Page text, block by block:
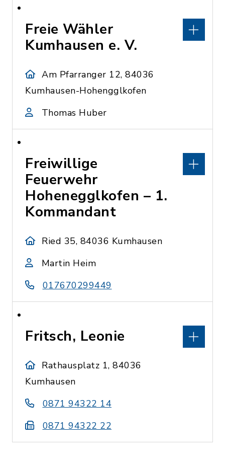
Freie Wähler
Kumhausen e. V.
Am Pfarranger 12, 84036
Kumhausen-Hohengglkofen
Thomas Huber
Freiwillige
Feuerwehr
Hohenegglkofen – 1.
Kommandant
Ried 35, 84036 Kumhausen
Martin Heim
017670299449
Fritsch, Leonie
Rathausplatz 1, 84036
Kumhausen
0871 94322 14
0871 94322 22